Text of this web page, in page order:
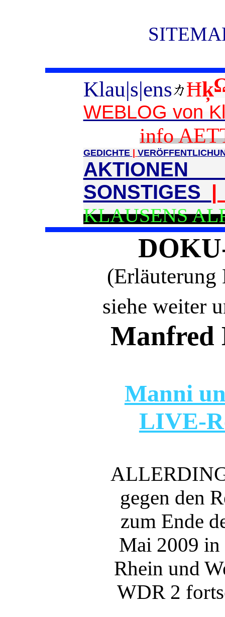
Klau|s|ens Ħķ
WEBLOG von
info
GEDICHTE
SONSTIGES
KLAUSENS
siehe weiter
Manfred
Manni
LIVE-
gegen den
zum Ende
Mai 2009 in
Rhein und
WDR 2